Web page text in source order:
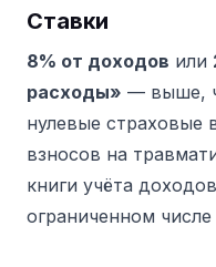
Ставки
8% от доходов или
расходы» — выше,
нулевые страховые
взносов на
книги учёта
ограниченном числе